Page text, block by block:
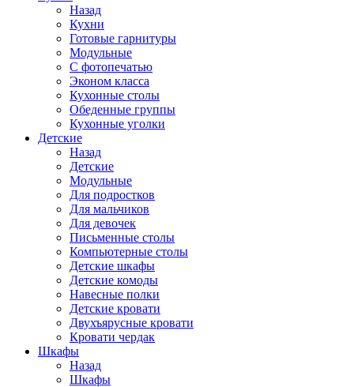
Назад
Кухни
Готовые гарнитуры
Модульные
С фотопечатью
Эконом класса
Кухонные столы
Обеденные группы
Кухонные уголки
Детские
Назад
Детские
Модульные
Для подростков
Для мальчиков
Для девочек
Письменные столы
Компьютерные столы
Детские шкафы
Детские комоды
Навесные полки
Детские кровати
Двухъярусные кровати
Кровати чердак
Шкафы
Назад
Шкафы